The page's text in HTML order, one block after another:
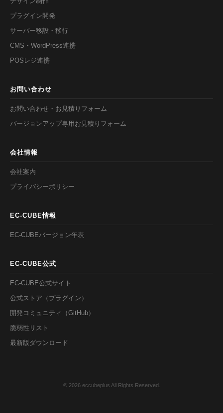
プラグイン開発
サーバー移設・移行
CMS・WordPress連携
POSレジ連携
お問い合わせ
お問い合わせ・お見積りフォーム
バージョンアップ専用お見積りフォーム
会社情報
会社案内
プライバシーポリシー
EC-CUBE情報
EC-CUBEバージョン年表
EC-CUBE公式
EC-CUBE公式サイト
公式ストア（プラグイン）
開発コミュニティ（GitHub）
脆弱性リスト
最新版ダウンロード
© 2026 eccubeplus All Rights Reserved.